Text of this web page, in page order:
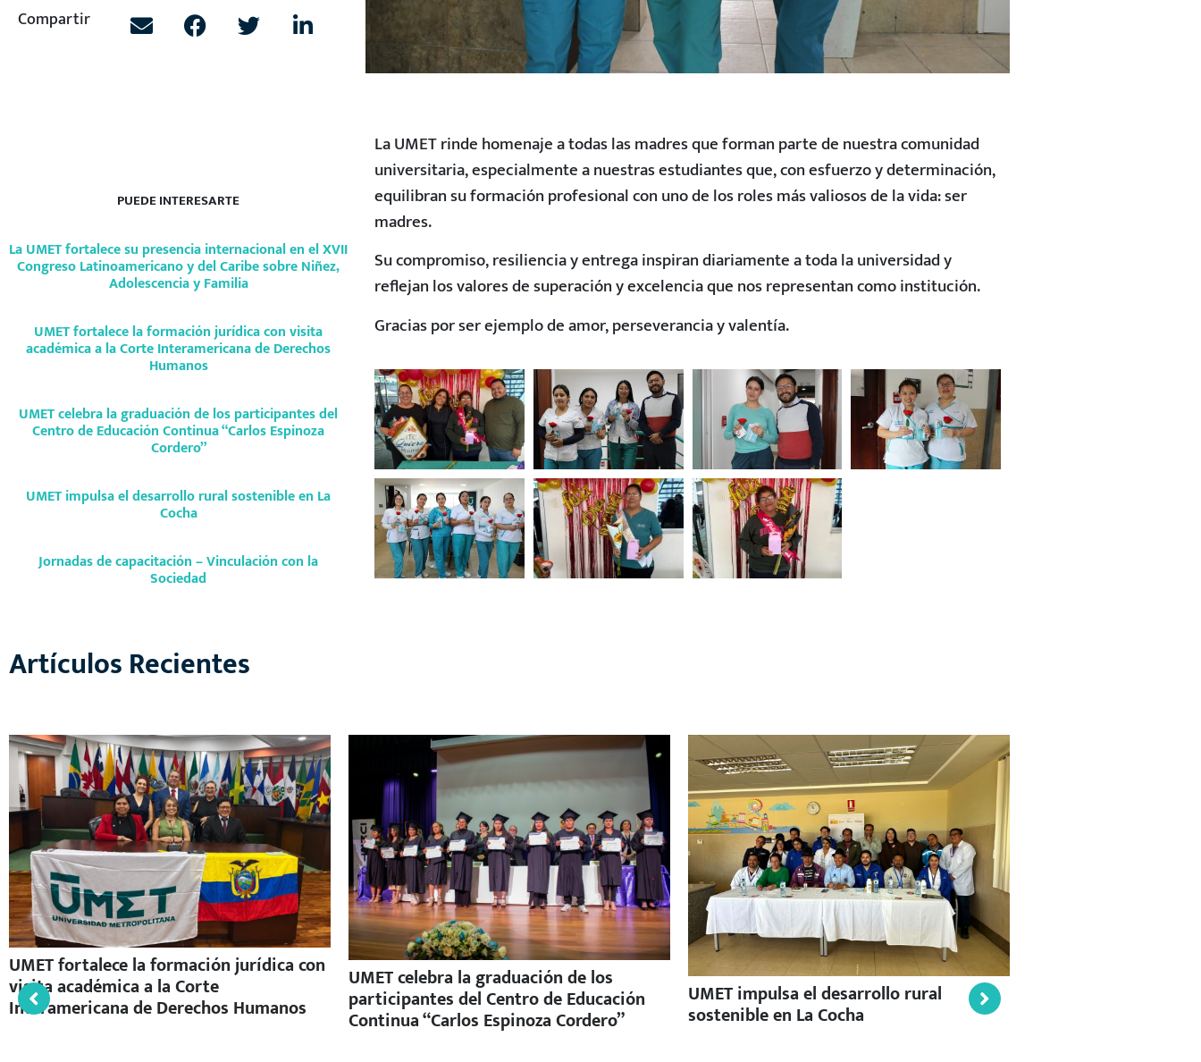
Compartir
PUEDE INTERESARTE
La UMET fortalece su presencia internacional en el XVII
Congreso Latinoamericano y del Caribe sobre Niñez,
Adolescencia y Familia
UMET fortalece la formación jurídica con visita
académica a la Corte Interamericana de Derechos
Humanos
UMET celebra la graduación de los participantes del
Centro de Educación Continua “Carlos Espinoza
Cordero”
UMET impulsa el desarrollo rural sostenible en La
Cocha
Jornadas de capacitación – Vinculación con la
Sociedad
La UMET rinde homenaje a todas las madres que forman parte de nuestra comunidad
universitaria, especialmente a nuestras estudiantes que, con esfuerzo y determinación,
equilibran su formación profesional con uno de los roles más valiosos de la vida: ser
madres.
Su compromiso, resiliencia y entrega inspiran diariamente a toda la universidad y
reflejan los valores de superación y excelencia que nos representan como institución.
Gracias por ser ejemplo de amor, perseverancia y valentía.
Artículos Recientes
UMET fortalece la formación jurídica con
visita académica a la Corte
Interamericana de Derechos Humanos
UMET celebra la graduación de los
participantes del Centro de Educación
Continua “Carlos Espinoza Cordero”
UMET impulsa el desarrollo rural
sostenible en La Cocha